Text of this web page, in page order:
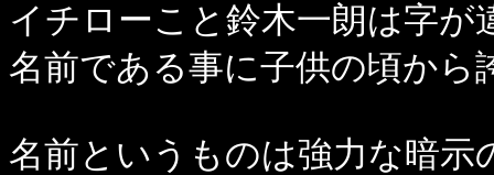
イチローこと鈴木一朗は字
名前である事に子供の頃から
名前というものは強力な暗示